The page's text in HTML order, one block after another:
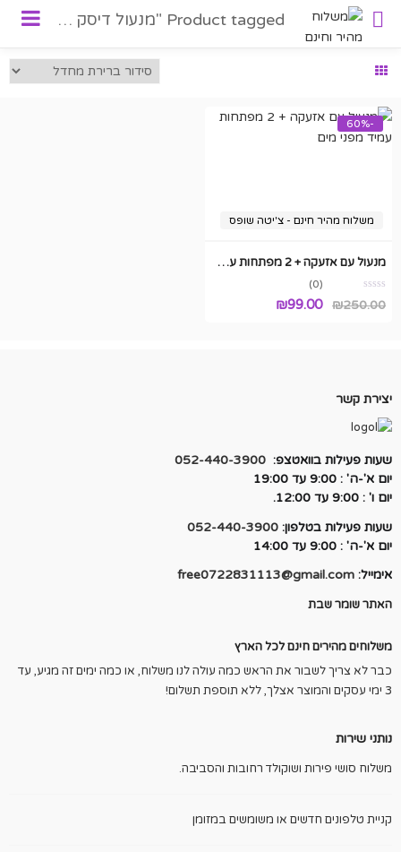
Product tagged "מנעול דיסק עם אזעקה"
-60%
משלוח מהיר חינם - צ'יטה שופס
מנעול עם אזעקה + 2 מפתחות עמיד מפני מים
(0)
₪250.00
המחיר₪99.00
יצירת קשר
שעות פעילות בוואטצפ: 052-440-3900
יום א'-ה' : 9:00 עד 19:00
יום ו' : 9:00 עד 12:00.
שעות פעילות בטלפון: 052-440-3900
יום א'-ה' : 9:00 עד 14:00
אימייל: free0722831113@gmail.com
האתר שומר שבת
משלוחים מהירים חינם לכל הארץ
כבר לא צריך לשבור את הראש כמה עולה לנו משלוח, או כמה ימים זה מגיע, עד
3 ימי עסקים והמוצר אצלך, ללא תוספת תשלום!
נותני שירות
משלוח סושי פירות ושוקולד רחובות והסביבה.
קניית טלפונים חדשים או משומשים במזומן